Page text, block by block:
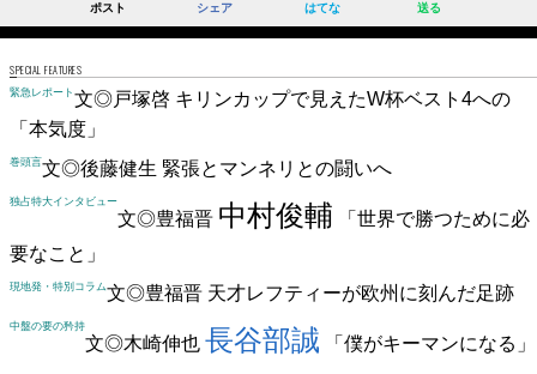
ポスト シェア はてな 送る
SPECIAL FEATURES
緊急レポート 文◎戸塚啓 キリンカップで見えたW杯ベスト4への
「本気度」
巻頭言文◎後藤健生 緊張とマンネリとの闘いへ
独占特大インタビュー
文◎豊福晋 中村俊輔 「世界で勝つために必
要なこと」
現地発・特別コラム文◎豊福晋 天才レフティーが欧州に刻んだ足跡
中盤の要の矜持
文◎木崎伸也 長谷部誠 「僕がキーマンになる」